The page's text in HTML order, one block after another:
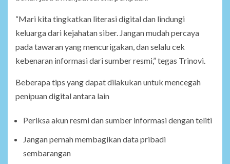
“Mari kita tingkatkan literasi digital dan lindungi
keluarga dari kejahatan siber. Jangan mudah percaya
pada tawaran yang mencurigakan, dan selalu cek
kebenaran informasi dari sumber resmi,” tegas Trinovi.
Beberapa tips yang dapat dilakukan untuk mencegah
penipuan digital antara lain
Periksa akun resmi dan sumber informasi dengan teliti
Jangan pernah membagikan data pribadi
sembarangan